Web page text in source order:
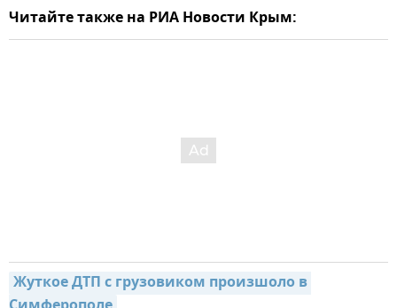
Читайте также на РИА Новости Крым:
Жуткое ДТП с грузовиком произшоло в